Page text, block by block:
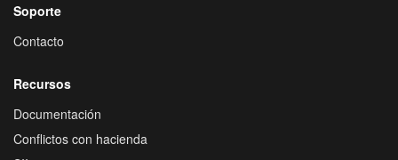
Soporte
Contacto
Recursos
Documentación
Conflictos con hacienda